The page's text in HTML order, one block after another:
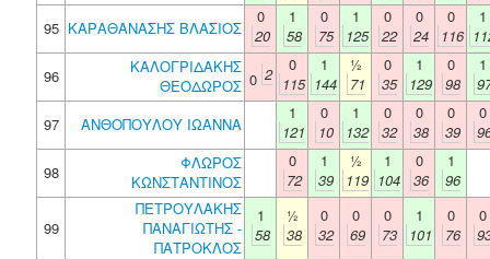
95 ΚΑΡΑΘΑΝΑΣΗΣ ΒΛΑΣΙΟΣ
0
20
1
58
0
75
1
125
0
22
0
24
0
116
1
96
ΚΑΛΟΓΡΙΔΑΚΗΣ
ΘΕΟΔΩΡΟΣ 0 2
0
115
1
144
½
71
0
35
1
129
0
98
1
97
ΑΝΘΟΠΟΥΛΟΥ ΙΩΑΝΝΑ
1
121
0
10
1
132
0
32
0
38
0
39
0
98
ΦΛΩΡΟΣ
ΚΩΝΣΤΑΝΤΙΝΟΣ
0
72
1
39
½
119
1
104
0
36
1
96
99
ΠΕΤΡΟΥΛΑΚΗΣ
ΠΑΝΑΓΙΩΤΗΣ -
ΠΑΤΡΟΚΛΟΣ
1
58
½
38
0
32
0
69
0
73
1
101
0
76
0